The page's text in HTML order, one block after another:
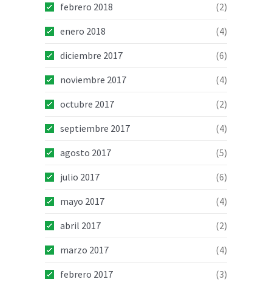
febrero 2018
(2)
enero 2018
(4)
diciembre 2017
(6)
noviembre 2017
(4)
octubre 2017
(2)
septiembre 2017
(4)
agosto 2017
(5)
julio 2017
(6)
mayo 2017
(4)
abril 2017
(2)
marzo 2017
(4)
febrero 2017
(3)